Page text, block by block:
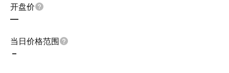
开盘价
—
当日价格范围
–